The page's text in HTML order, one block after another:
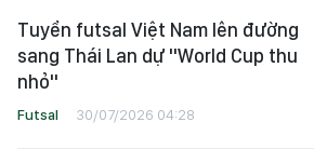
Tuyển futsal Việt Nam lên đường
sang Thái Lan dự "World Cup thu
nhỏ"
Futsal 30/07/2026 04:28